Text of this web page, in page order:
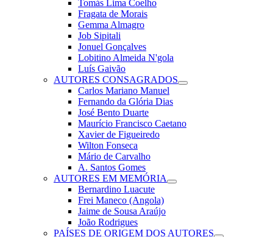
Tomás Lima Coelho
Fragata de Morais
Gemma Almagro
Job Sipitali
Jonuel Gonçalves
Lobitino Almeida N'gola
Luís Gaivão
AUTORES CONSAGRADOS
Carlos Mariano Manuel
Fernando da Glória Dias
José Bento Duarte
Maurício Francisco Caetano
Xavier de Figueiredo
Wilton Fonseca
Mário de Carvalho
A. Santos Gomes
AUTORES EM MEMÓRIA
Bernardino Luacute
Frei Maneco (Angola)
Jaime de Sousa Araújo
João Rodrigues
PAÍSES DE ORIGEM DOS AUTORES